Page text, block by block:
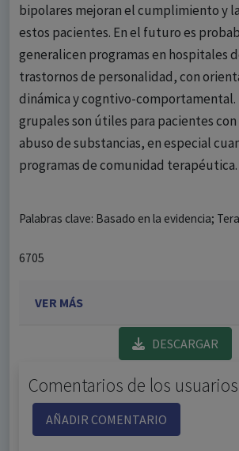
bipolares mejoran el cumplimiento y
estos pacientes. En el futuro es
generalicen programas en hospitales
trastornos de personalidad, con
dinámica y cogntivo-
grupales son útiles para pacientes
abuso de substancias, en especial
programas de comunidad terapéutica.
Palabras clave: Basado en la evidencia;
6705
VER MÁS
DESCARGAR
Comentarios de los usuarios
AÑADIR COMENTARIO